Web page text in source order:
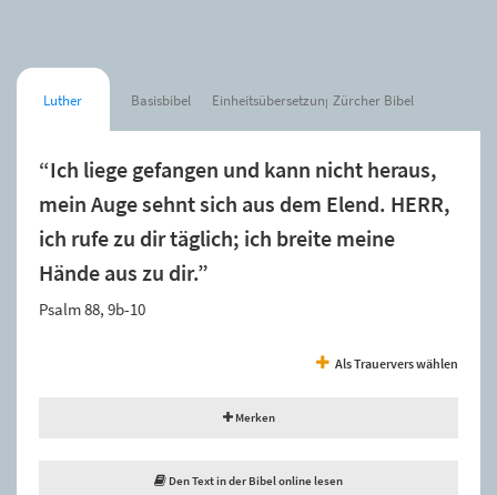
Luther Basisbibel Einheitsübersetzung Zürcher Bibel
“Ich liege gefangen und kann nicht heraus,
mein Auge sehnt sich aus dem Elend. HERR,
ich rufe zu dir täglich; ich breite meine
Hände aus zu dir.”
Psalm 88, 9b-10
Als Trauervers wählen
Merken
Den Text in der Bibel online lesen